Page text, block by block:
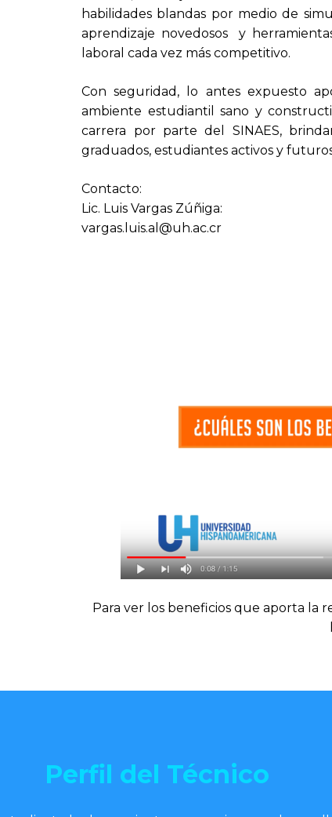
habilidades blandas por medio de
aprendizaje novedosos y
laboral cada vez más competitivo.
Con seguridad, lo antes expuesto
ambiente estudiantil sano y
carrera por parte del SINAES,
graduados, estudiantes activos y
Contacto:
Lic. Luis Vargas Zúñiga:
vargas.luis.al@uh.ac.cr
Para ver los beneficios que aporta la
Perfil del Técnico